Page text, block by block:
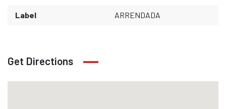
Label ARRENDADA
Get Directions